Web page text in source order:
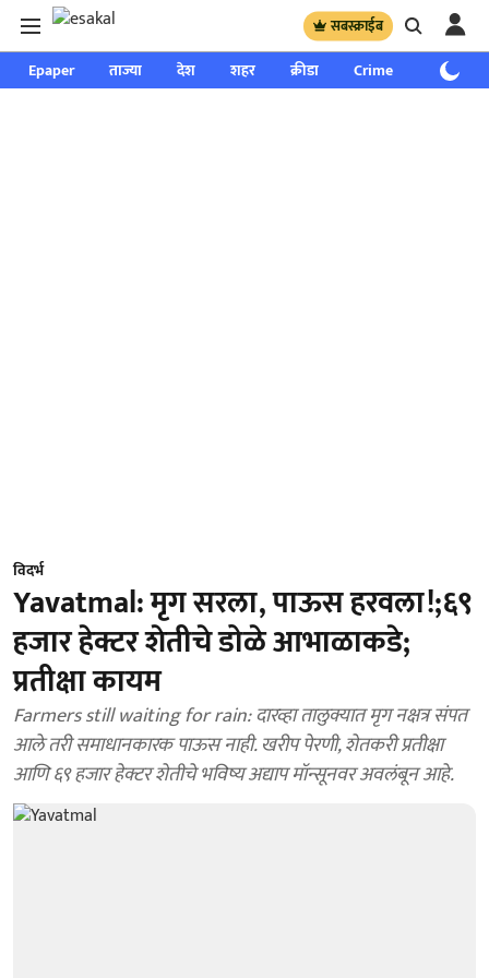
सबस्क्राईब
Epaper ताज्या देश शहर क्रीडा Crime साप्ताहिक
विदर्भ
Yavatmal: मृग सरला, पाऊस हरवला!;६९
हजार हेक्टर शेतीचे डोळे आभाळाकडे;
प्रतीक्षा कायम
Farmers still waiting for rain: दारव्हा तालुक्यात मृग नक्षत्र संपत
आले तरी समाधानकारक पाऊस नाही. खरीप पेरणी, शेतकरी प्रतीक्षा
आणि ६९ हजार हेक्टर शेतीचे भविष्य अद्याप मॉन्सूनवर अवलंबून आहे.